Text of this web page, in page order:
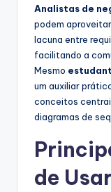
Analistas de
podem
lacuna entre
facilitando a
Mesmo
um auxiliar
conceitos
diagramas de
de